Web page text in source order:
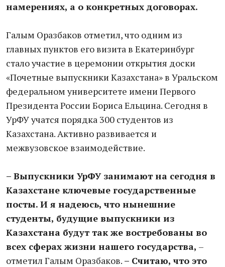
намерениях, а о конкретных договорах.
Галым Оразбаков отметил, что одним из
главных пунктов его визита в Екатеринбург
стало участие в церемонии открытия доски
«Почетные выпускники Казахстана» в Уральском
федеральном университете имени Первого
Президента России Бориса Ельцина. Сегодня в
УрФУ учатся порядка 300 студентов из
Казахстана. Активно развивается и
межвузовское взаимодействие.
– Выпускники УрФУ занимают на сегодня в
Казахстане ключевые государственные
посты. И я надеюсь, что нынешние
студенты, будущие выпускники из
Казахстана будут так же востребованы во
всех сферах жизни нашего государства, –
отметил Галым Оразбаков. – Считаю, что это